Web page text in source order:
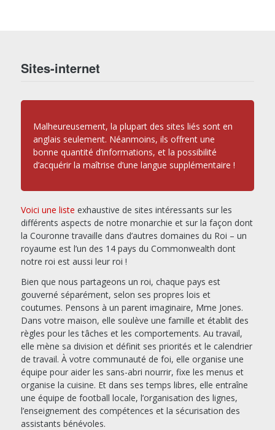
Sites-internet
Malheureusement, la plupart des sites liés sont en
anglais seulement. Néanmoins, ils offrent une
bonne quantité d’informations, et la possibilité
d’acquérir la maîtrise d’une langue supplémentaire !
Voici une liste exhaustive de sites intéressants sur les
différents aspects de notre monarchie et sur la façon dont
la Couronne travaille dans d’autres domaines du Roi – un
royaume est l’un des 14 pays du Commonwealth dont
notre roi est aussi leur roi !
Bien que nous partageons un roi, chaque pays est
gouverné séparément, selon ses propres lois et
coutumes. Pensons à un parent imaginaire, Mme Jones.
Dans votre maison, elle soulève une famille et établit des
règles pour les tâches et les comportements. Au travail,
elle mène sa division et définit ses priorités et le calendrier
de travail. À votre communauté de foi, elle organise une
équipe pour aider les sans-abri nourrir, fixe les menus et
organise la cuisine. Et dans ses temps libres, elle entraîne
une équipe de football locale, l’organisation des lignes,
l’enseignement des compétences et la sécurisation des
assistants bénévoles.